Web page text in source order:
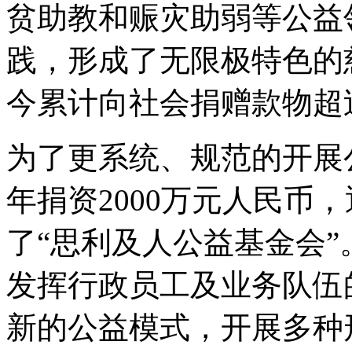
贫助教和赈灾助弱等公
践，形成了无限极特色
今累计向社会捐赠款物
为了更系统、规范的开
年捐资2000万元人民币
了“思利及人公益基金会
发挥行政员工及业务队
新的公益模式，开展多